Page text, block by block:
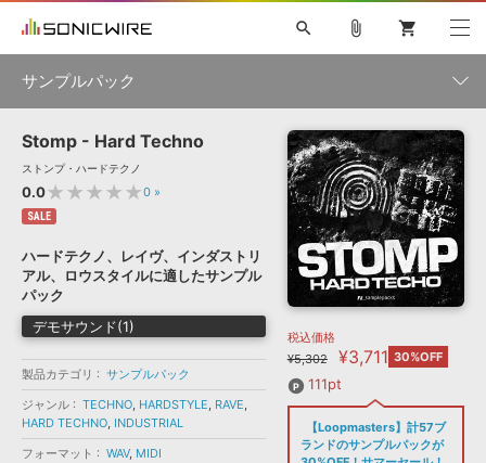
ソフト音源 »
プラグイン・エフェクト »
サンプルパック »
ソフトウェア／ツール »
DAW »
特集 »
ニュースレター »
SONICWIREブログ »
製品サポート情報 »
DTMガイド »
FAQ »
音楽カード
楽曲配信流通 サービス
search
初音ミク NT 鏡音リン・レン V4X 巡音ルカ V4X
MEIKO V3
KAITO V3
VOCALOID TOONTRACK
SPITFIRE AUDIO
VIENNA
EZ DRUMMER 3
ライセンスフリーBGM
ボーカル抜き出し
DUBSTEP
ELECTRONICA
EDM TRANCE MUTANT
ROUTER.FM
SONOCA
ソフト音源 プラグイン・エフェクト
ソフトウェア／ツール 効果音
attach_file shopping_cart
サンプルパック
製品一覧
メーカー
フォーマット
Stomp - Hard Techno
ストンプ・ハードテクノ
0.0★★★★★0 »
SALE
ハードテクノ、レイヴ、インダストリ
アル、ロウスタイルに適したサンプル
パック
デモサウンド(1)
製品カテゴリ
サンプルパック
ジャンル
TECHNO, HARDSTYLE, RAVE,
HARD TECHNO, INDUSTRIAL
フォーマット
WAV, MIDI
税込価格
¥5,302
¥3,711 30%OFF
111pt
【Loopmasters】計57ブ
ランドのサンプルパックが